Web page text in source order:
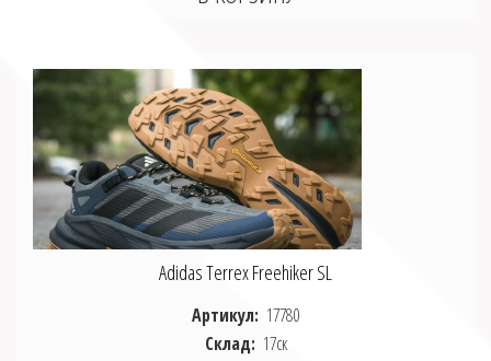
Adidas Terrex Freehiker SL
Артикул: 17780
Склад: 17ск